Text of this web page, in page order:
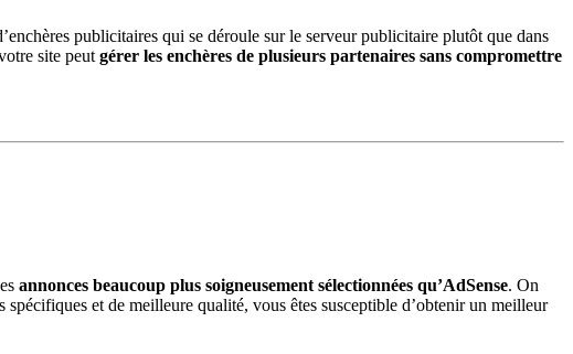
publicitaires qui se déroule sur le serveur publicitaire plutôt que dans
site peut gérer les enchères de plusieurs partenaires sans compromettre
annonces beaucoup plus soigneusement sélectionnées qu’AdSense. On
et de meilleure qualité, vous êtes susceptible d’obtenir un meilleur